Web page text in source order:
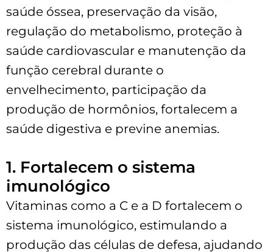
saúde óssea, preservação da visão,
regulação do metabolismo, proteção à
saúde cardiovascular e manutenção da
função cerebral durante o
envelhecimento, participação da
produção de hormônios, fortalecem a
saúde digestiva e previne anemias.
1. Fortalecem o sistema
imunológico
Vitaminas como a C e a D fortalecem o
sistema imunológico, estimulando a
produção das células de defesa, ajudando